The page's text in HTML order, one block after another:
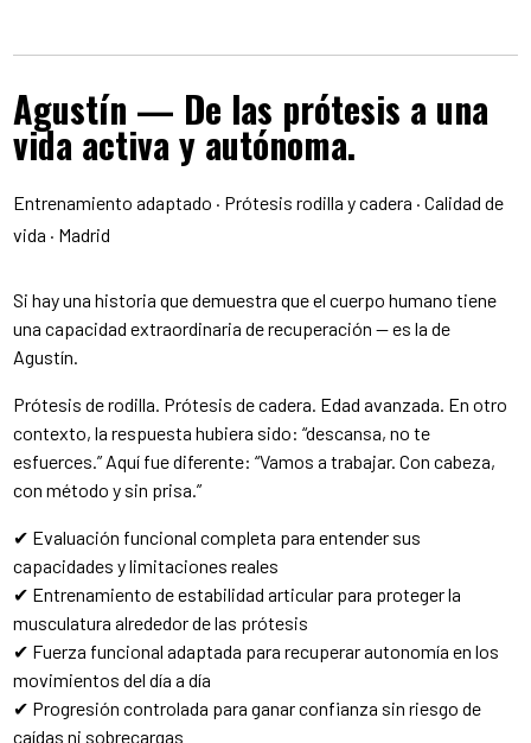
Agustín — De las prótesis a una
vida activa y autónoma.
Entrenamiento adaptado · Prótesis rodilla y cadera · Calidad de
vida · Madrid
Si hay una historia que demuestra que el cuerpo humano tiene
una capacidad extraordinaria de recuperación — es la de
Agustín.
Prótesis de rodilla. Prótesis de cadera. Edad avanzada. En otro
contexto, la respuesta hubiera sido: “descansa, no te
esfuerces.” Aquí fue diferente: “Vamos a trabajar. Con cabeza,
con método y sin prisa.”
✔ Evaluación funcional completa para entender sus
capacidades y limitaciones reales
✔ Entrenamiento de estabilidad articular para proteger la
musculatura alrededor de las prótesis
✔ Fuerza funcional adaptada para recuperar autonomía en los
movimientos del día a día
✔ Progresión controlada para ganar confianza sin riesgo de
caídas ni sobrecargas